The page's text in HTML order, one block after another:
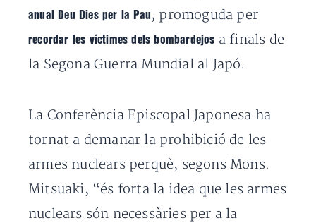
anual Deu Dies per la Pau , promoguda per
recordar les víctimes dels bombardejos a finals de
la Segona Guerra Mundial al Japó.
La Conferència Episcopal Japonesa ha
tornat a demanar la prohibició de les
armes nuclears perquè, segons Mons.
Mitsuaki, “és forta la idea que les armes
nuclears són necessàries per a la